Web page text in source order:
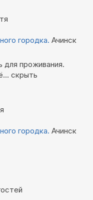
городка. Ачинск
для проживания.
скрыть
городка. Ачинск